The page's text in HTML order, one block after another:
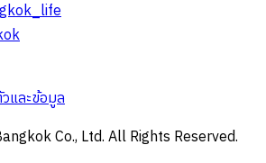
และข้อมูล
Co., Ltd. All Rights Reserved.